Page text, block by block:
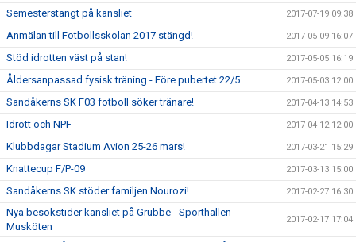
Semesterstängt på kansliet 2017-07-19 09:38
Anmälan till Fotbollsskolan 2017 stängd! 2017-05-09 16:07
Stöd idrotten väst på stan! 2017-05-05 16:19
Åldersanpassad fysisk träning - Före pubertet 22/5 2017-05-03 12:00
Sandåkerns SK F03 fotboll söker tränare! 2017-04-13 14:53
Idrott och NPF 2017-04-12 12:00
Klubbdagar Stadium Avion 25-26 mars! 2017-03-21 15:29
Knattecup F/P-09 2017-03-13 15:00
Sandåkerns SK stöder familjen Nourozi! 2017-02-27 16:30
Nya besökstider kansliet på Grubbe - Sporthallen
Musköten
2017-02-17 17:04